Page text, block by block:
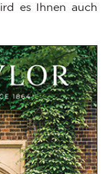
es Ihnen auch